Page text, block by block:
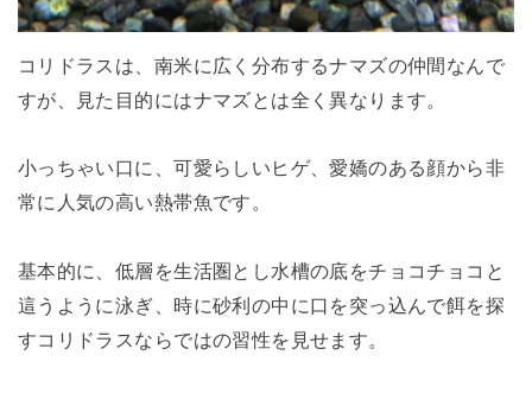
コリドラスは、南米に広く分布するナマズの仲間なんで
すが、見た目的にはナマズとは全く異なります。
小っちゃい口に、可愛らしいヒゲ、愛嬌のある顔から非
常に人気の高い熱帯魚です。
基本的に、低層を生活圏とし水槽の底をチョコチョコと
這うように泳ぎ、時に砂利の中に口を突っ込んで餌を探
すコリドラスならではの習性を見せます。